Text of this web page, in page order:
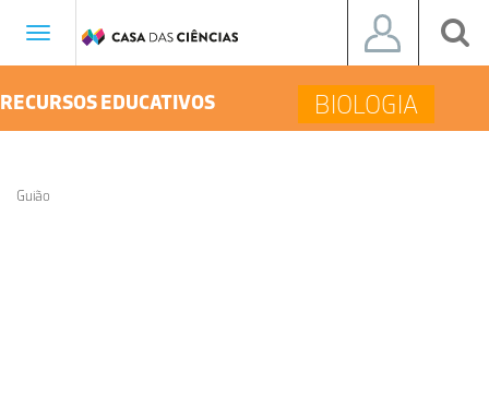
Toggle
RECURSOS EDUCATIVOS BIOLOGIA
Guião